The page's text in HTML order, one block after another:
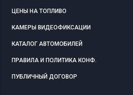
ЦЕНЫ НА ТОПЛИВО
КАМЕРЫ ВИДЕОФИКСАЦИИ
КАТАЛОГ АВТОМОБИЛЕЙ
ПРАВИЛА И ПОЛИТИКА КОНФ.
ПУБЛИЧНЫЙ ДОГОВОР